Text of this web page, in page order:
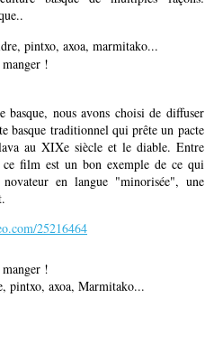
pintxo, axoa, marmitako...
!
nous avons choisi de diffuser
basque traditionnel qui prête un pacte
au XIXe siècle et le diable. Entre
ce film est un bon exemple de ce qui
en langue "minorisée", une
25216464
!
pintxo, axoa, Marmitako...